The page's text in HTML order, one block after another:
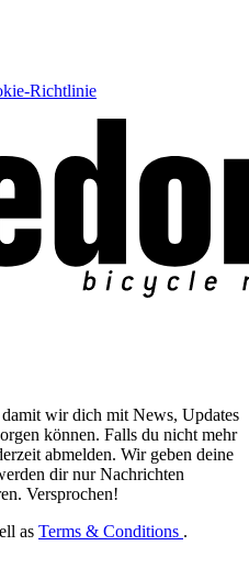
Richtlinie
wir dich mit News, Updates
können. Falls du nicht mehr
abmelden. Wir geben deine
dir nur Nachrichten
Versprochen!
as Terms & Conditions .